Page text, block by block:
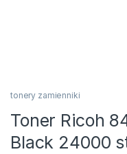
tonery zamienniki
Toner Ricoh
Black 24000